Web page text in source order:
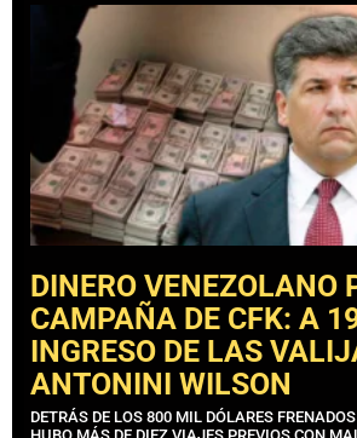
DINERO VENEZOLANO
CAMPAÑA DE CFK: A
INGRESO DE LAS
ANTONINI WILSON
DETRÁS DE LOS 800 MIL DÓLARES